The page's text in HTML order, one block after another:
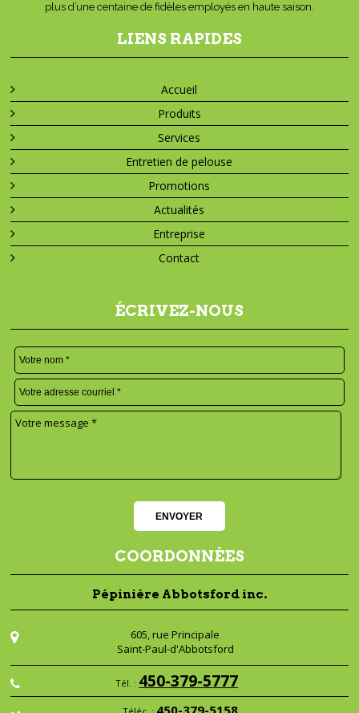
plus d’une centaine de fidèles employés en haute saison.
LIENS RAPIDES
Accueil
Produits
Services
Entretien de pelouse
Promotions
Actualités
Entreprise
Contact
ÉCRIVEZ-NOUS
COORDONNÉES
Pépinière Abbotsford inc.
605, rue Principale
Saint-Paul-d'Abbotsford
Tél. : 450-379-5777
450-379-5158